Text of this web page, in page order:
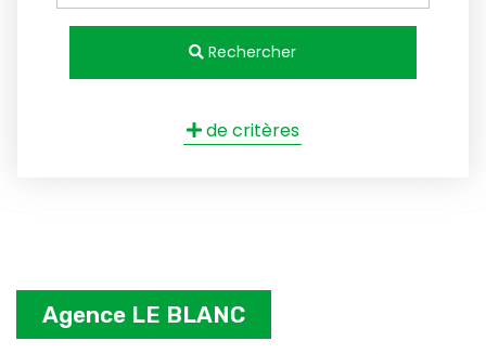
Rechercher
de critères
Agence LE BLANC